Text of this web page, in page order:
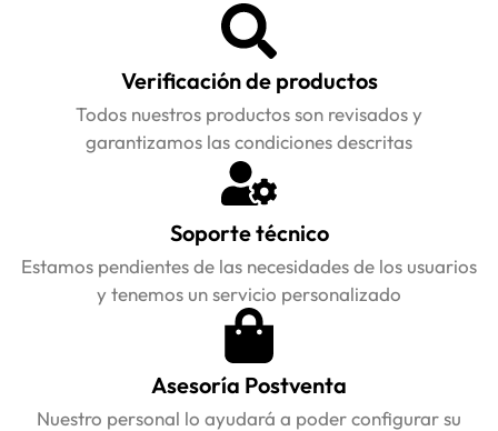
Verificación de productos
Todos nuestros productos son revisados y
garantizamos las condiciones descritas
Soporte técnico
Estamos pendientes de las necesidades de los usuarios
y tenemos un servicio personalizado
Asesoría Postventa
Nuestro personal lo ayudará a poder configurar su